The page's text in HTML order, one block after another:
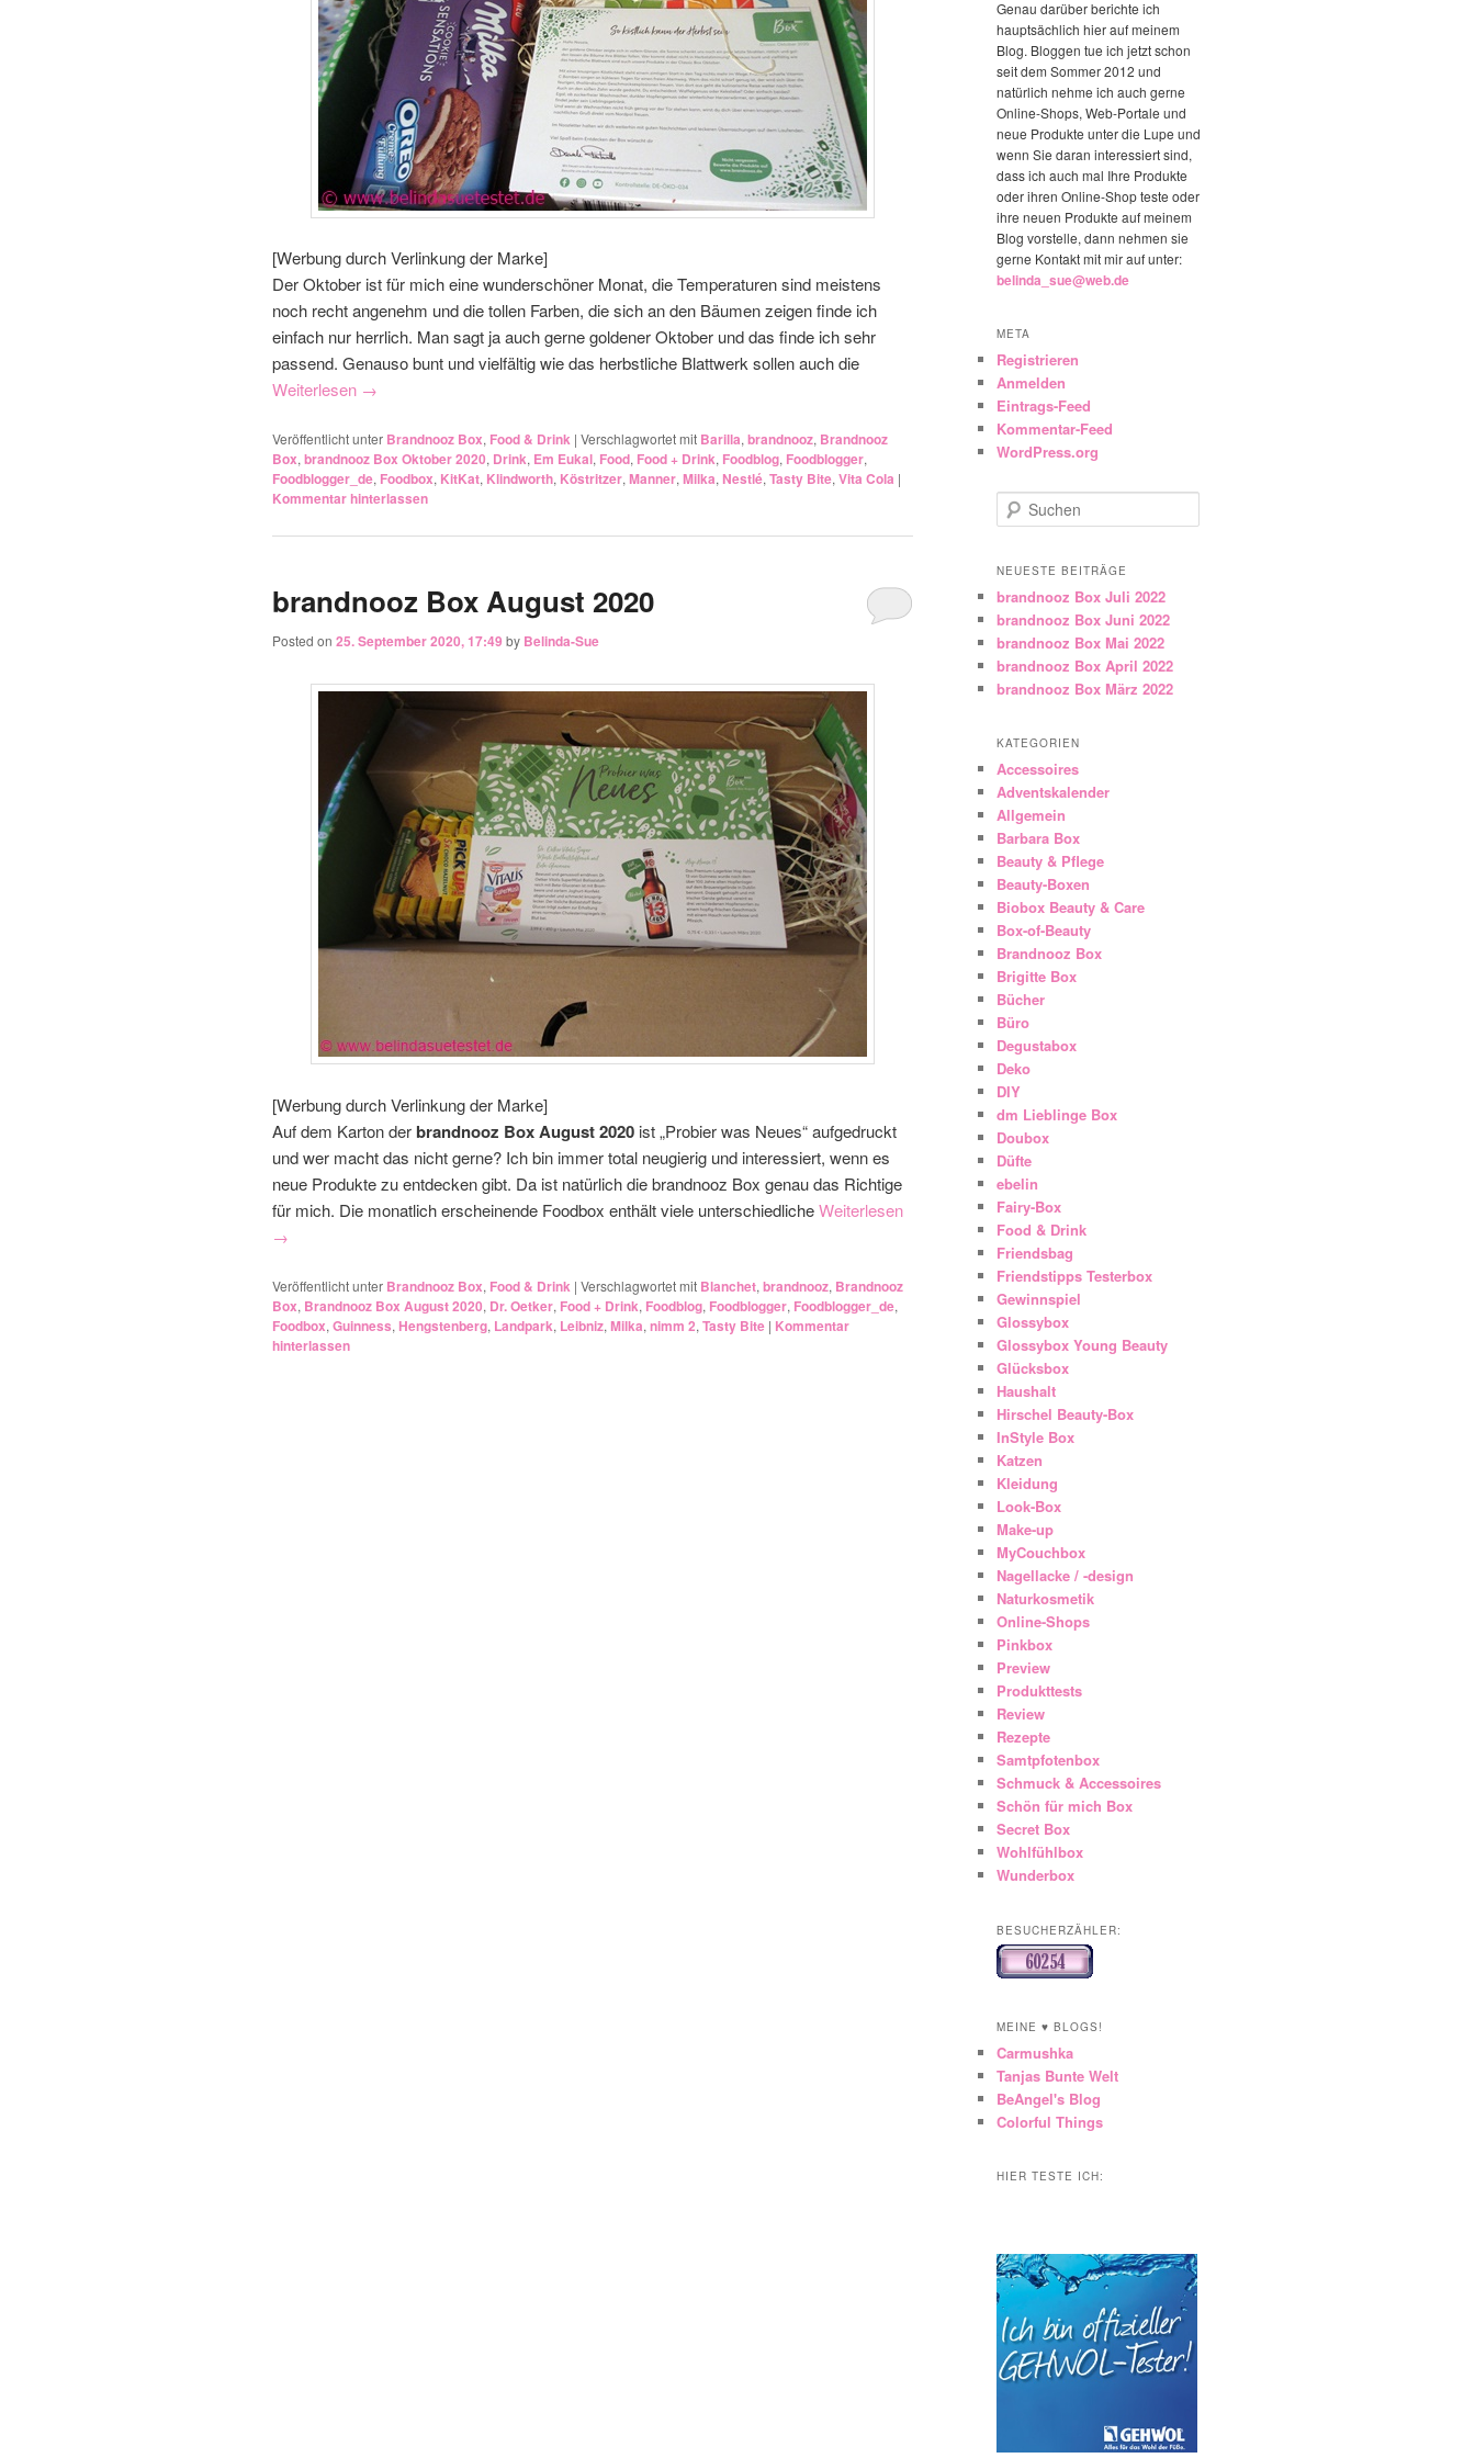
[Werbung durch Verlinkung der Marke]
Der Oktober ist für mich eine wunderschöner Monat, die Temperaturen sind meistens
noch recht angenehm und die tollen Farben, die sich an den Bäumen zeigen finde ich
einfach nur herrlich. Man sagt ja auch gerne goldener Oktober und das finde ich sehr
passend. Genauso bunt und vielfältig wie das herbstliche Blattwerk sollen auch die
Weiterlesen →
Veröffentlicht unter Brandnooz Box, Food & Drink | Verschlagwortet mit Barilla, brandnooz, Brandnooz
Box, brandnooz Box Oktober 2020, Drink, Em Eukal, Food, Food + Drink, Foodblog, Foodblogger,
Foodblogger_de, Foodbox, KitKat, Klindworth, Köstritzer, Manner, Milka, Nestlé, Tasty Bite, Vita Cola |
Kommentar hinterlassen
brandnooz Box August 2020
Posted on 25. September 2020, 17:49 by Belinda-Sue
[Werbung durch Verlinkung der Marke]
Auf dem Karton derbrandnooz Box August 2020 ist „Probier was Neues“ aufgedruckt
und wer macht das nicht gerne? Ich bin immer total neugierig und interessiert, wenn es
neue Produkte zu entdecken gibt. Da ist natürlich die brandnooz Box genau das Richtige
für mich. Die monatlich erscheinende Foodbox enthält viele unterschiedlicheWeiterlesen
→
Veröffentlicht unter Brandnooz Box, Food & Drink | Verschlagwortet mit Blanchet, brandnooz, Brandnooz
Box, Brandnooz Box August 2020, Dr. Oetker, Food + Drink, Foodblog, Foodblogger, Foodblogger_de,
Foodbox, Guinness, Hengstenberg, Landpark, Leibniz, Milka, nimm 2, Tasty Bite | Kommentar
hinterlassen
Genau darüber berichte ich
hauptsächlich hier auf meinem
Blog. Bloggen tue ich jetzt schon
seit dem Sommer 2012 und
natürlich nehme ich auch gerne
Online-Shops, Web-Portale und
neue Produkte unter die Lupe und
wenn Sie daran interessiert sind,
dass ich auch mal Ihre Produkte
oder ihren Online-Shop teste oder
ihre neuen Produkte auf meinem
Blog vorstelle, dann nehmen sie
gerne Kontakt mit mir auf unter:
belinda_sue@web.de
META
Registrieren
Anmelden
Eintrags-Feed
Kommentar-Feed
WordPress.org
Suchen
NEUESTE BEITRÄGE
brandnooz Box Juli 2022
brandnooz Box Juni 2022
brandnooz Box Mai 2022
brandnooz Box April 2022
brandnooz Box März 2022
KATEGORIEN
Accessoires
Adventskalender
Allgemein
Barbara Box
Beauty & Pflege
Beauty-Boxen
Biobox Beauty & Care
Box-of-Beauty
Brandnooz Box
Brigitte Box
Bücher
Büro
Degustabox
Deko
DIY
dm Lieblinge Box
Doubox
Düfte
ebelin
Fairy-Box
Food & Drink
Friendsbag
Friendstipps Testerbox
Gewinnspiel
Glossybox
Glossybox Young Beauty
Glücksbox
Haushalt
Hirschel Beauty-Box
InStyle Box
Katzen
Kleidung
Look-Box
Make-up
MyCouchbox
Nagellacke / -design
Naturkosmetik
Online-Shops
Pinkbox
Preview
Produkttests
Review
Rezepte
Samtpfotenbox
Schmuck & Accessoires
Schön für mich Box
Secret Box
Wohlfühlbox
Wunderbox
BESUCHERZÄHLER:
MEINE ♥ BLOGS!
Carmushka
Tanjas Bunte Welt
BeAngel's Blog
Colorful Things
HIER TESTE ICH: